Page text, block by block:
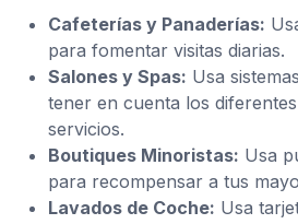
Cafeterías y Panaderías:
para fomentar visitas diarias.
Salones y Spas: Usa
tener en cuenta los
servicios.
Boutiques Minoristas: Usa
para recompensar a tus
Lavados de Coche: Usa